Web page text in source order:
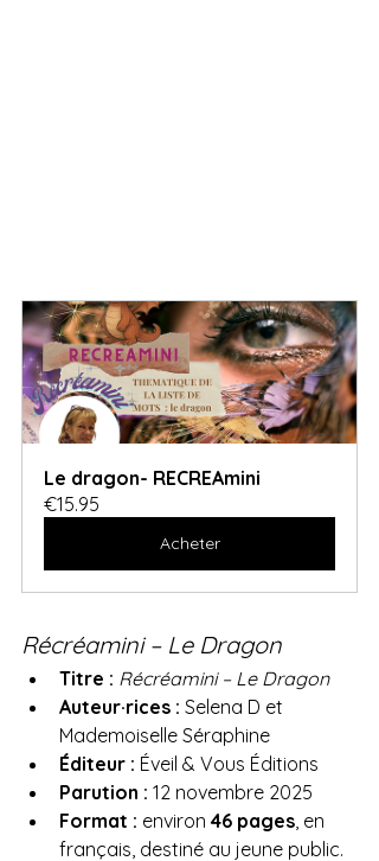
Le dragon- RECREAmini
€15.95
Acheter
Récréamini – Le Dragon
Titre : Récréamini – Le Dragon
Auteur·rices : Selena D et
Mademoiselle Séraphine
Éditeur : Éveil & Vous Éditions
Parution : 12 novembre 2025
Format : environ 46 pages , en
français, destiné au jeune public.